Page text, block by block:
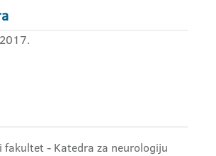
fakultet - Katedra za neurologiju